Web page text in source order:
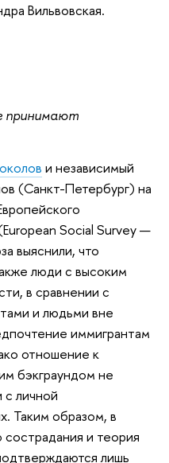
Вильвовская.
принимают
и независимый
(Санкт-Петербург) на
Social Survey —
выяснили, что
люди с высоким
в сравнении с
и людьми вне
иммигрантам
отношение к
бэкграундом не
с личной
Таким образом, в
сострадания и теория
лишь